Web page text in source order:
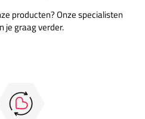
producten? Onze specialisten
je graag verder.